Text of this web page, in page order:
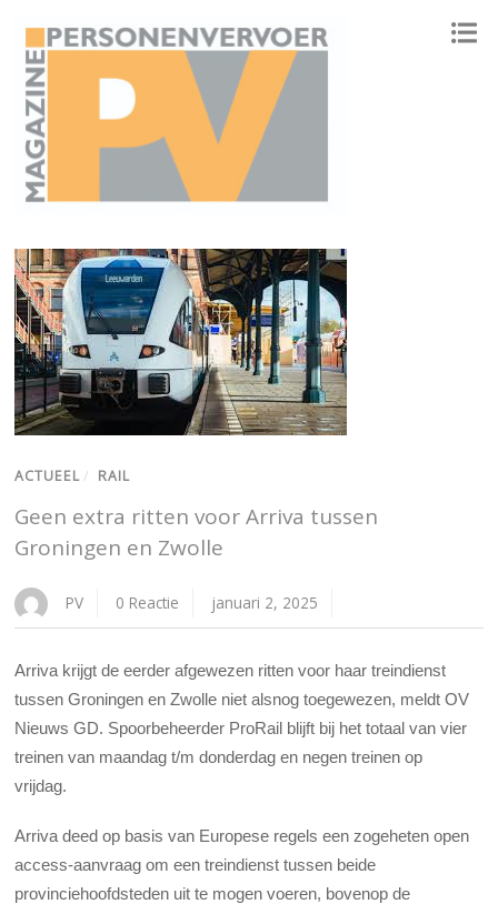
ACTUEEL / RAIL
Geen extra ritten voor Arriva tussen
Groningen en Zwolle
PV 0 Reactie januari 2, 2025
Arriva krijgt de eerder afgewezen ritten voor haar treindienst
tussen Groningen en Zwolle niet alsnog toegewezen, meldt OV
Nieuws GD. Spoorbeheerder ProRail blijft bij het totaal van vier
treinen van maandag t/m donderdag en negen treinen op
vrijdag.
Arriva deed op basis van Europese regels een zogeheten open
access-aanvraag om een treindienst tussen beide
provinciehoofdsteden uit te mogen voeren, bovenop de